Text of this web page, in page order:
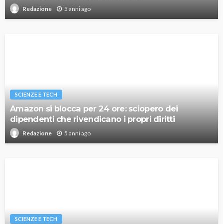
Redazione 5 anni ago
SCIENZE E TECH
Amazon si blocca per 24 ore: sciopero dei
dipendenti che rivendicano i propri diritti
Redazione 5 anni ago
SCIENZE E TECH